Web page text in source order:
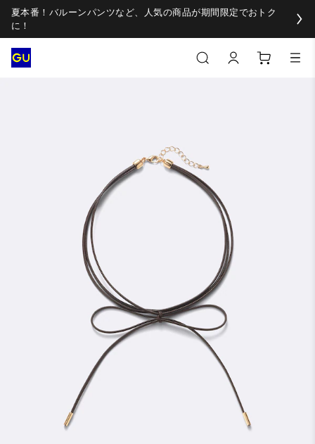
夏本番！バルーンパンツなど、人気の商品が期間限定でおトク
に！